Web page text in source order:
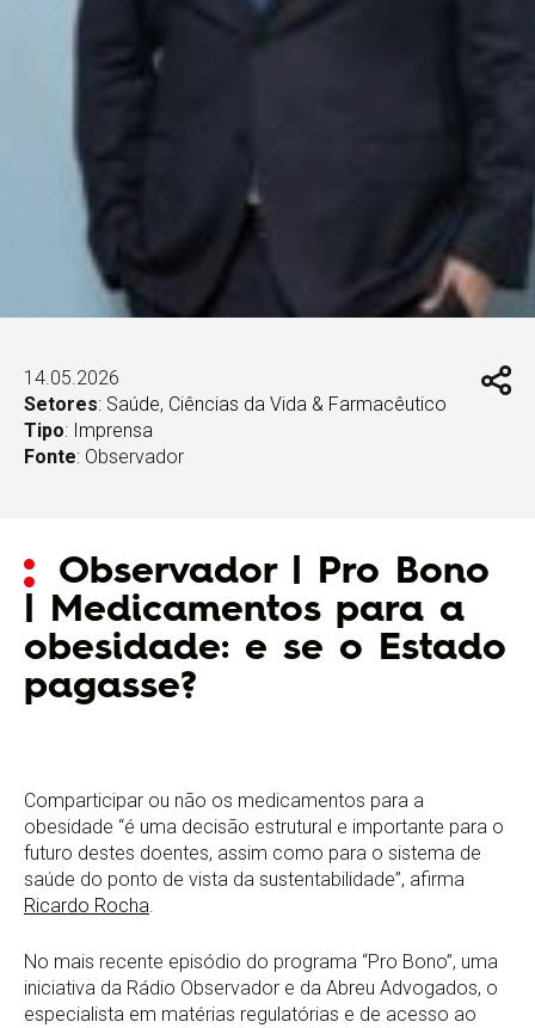
14.05.2026
Setores: Saúde, Ciências da Vida & Farmacêutico
Tipo: Imprensa
Fonte: Observador
Observador | Pro Bono
| Medicamentos para a
obesidade: e se o Estado
pagasse?
Comparticipar ou não os medicamentos para a
obesidade “é uma decisão estrutural e importante para o
futuro destes doentes, assim como para o sistema de
saúde do ponto de vista da sustentabilidade”, afirma
Ricardo Rocha.
No mais recente episódio do programa “Pro Bono”, uma
iniciativa da Rádio Observador e da Abreu Advogados, o
especialista em matérias regulatórias e de acesso ao